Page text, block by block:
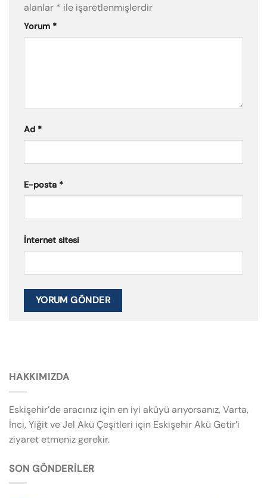
alanlar * ile işaretlenmişlerdir
Yorum *
Ad *
E-posta *
İnternet sitesi
HAKKIMIZDA
Eskişehir’de aracınız için en iyi aküyü arıyorsanız, Varta,
İnci, Yiğit ve Jel Akü Çeşitleri için Eskişehir Akü Getir’i
ziyaret etmeniz gerekir.
SON GÖNDERILER